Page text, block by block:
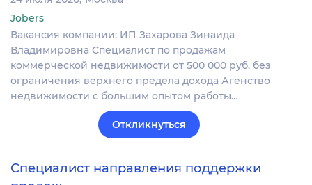
Jobers
Вакансия компании: ИП Захарова Зинаида
Владимировна Специалист по продажам
коммерческой недвижимости от 500 000 руб. без
ограничения верхнего предела дохода Агенство
недвижимости с большим опытом работы…
Откликнуться
Специалист направления поддержки